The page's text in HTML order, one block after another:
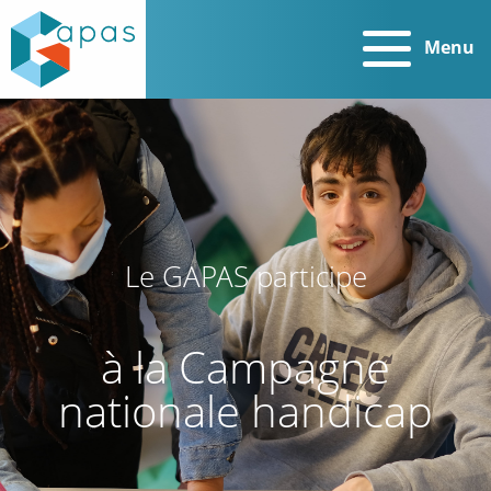
Menu
Le GAPAS participe
à la Campagne
nationale handicap